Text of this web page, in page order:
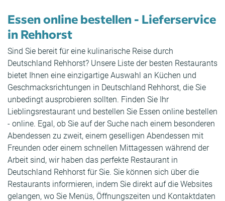
Essen online bestellen - Lieferservice
in Rehhorst
Sind Sie bereit für eine kulinarische Reise durch
Deutschland Rehhorst? Unsere Liste der besten Restaurants
bietet Ihnen eine einzigartige Auswahl an Küchen und
Geschmacksrichtungen in Deutschland Rehhorst, die Sie
unbedingt ausprobieren sollten. Finden Sie Ihr
Lieblingsrestaurant und bestellen Sie Essen online bestellen
- online. Egal, ob Sie auf der Suche nach einem besonderen
Abendessen zu zweit, einem geselligen Abendessen mit
Freunden oder einem schnellen Mittagessen während der
Arbeit sind, wir haben das perfekte Restaurant in
Deutschland Rehhorst für Sie. Sie können sich über die
Restaurants informieren, indem Sie direkt auf die Websites
gelangen, wo Sie Menüs, Öffnungszeiten und Kontaktdaten